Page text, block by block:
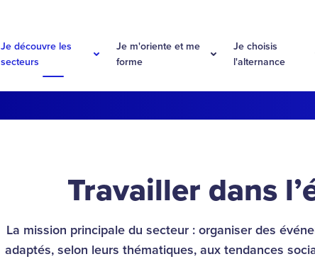
Je découvre les
secteurs
Je m'oriente et me
forme
Je choisis
l'alternance
Travailler dans
La mission principale du secteur : organiser des
adaptés, selon leurs thématiques, aux tendances